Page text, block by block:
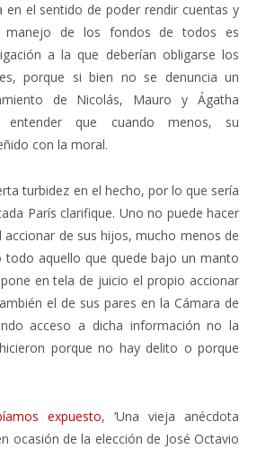
en el sentido de poder rendir cuentas y
manejo de los fondos de todos es
a la que deberían obligarse los
porque si bien no se denuncia un
de Nicolás, Mauro y Ágatha
que cuando menos, su
con la moral.
turbidez en el hecho, por lo que sería
París clarifique. Uno no puede hacer
accionar de sus hijos, mucho menos de
todo aquello que quede bajo un manto
en tela de juicio el propio accionar
el de sus pares en la Cámara de
acceso a dicha información no la
porque no hay delito o porque
expuesto, ‘Una vieja anécdota
ocasión de la elección de José Octavio